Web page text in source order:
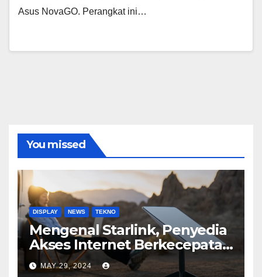
Asus NovaGO. Perangkat ini…
You missed
DISPLAY NEWS TEKNO
Mengenal Starlink, Penyedia
Akses Internet Berkecepatan
Tinggi
MAY 29, 2024